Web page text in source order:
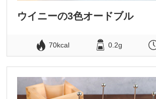
ウイニーの3色オードブル
70kcal 0.2g